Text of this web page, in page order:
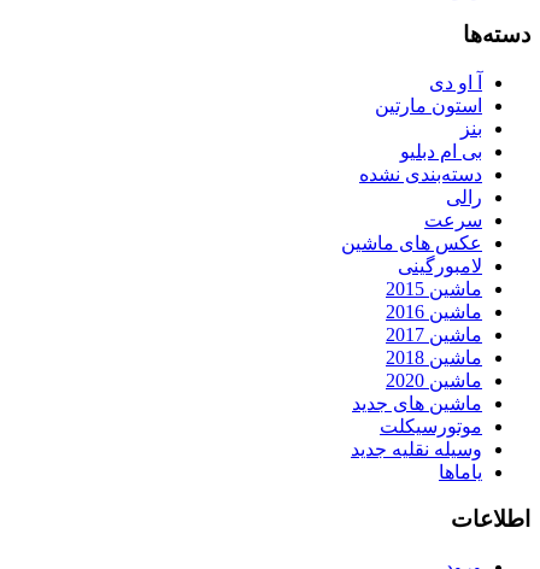
دسته‌ها
آ او دی
استون مارتین
بنز
بی ام دبلیو
دسته‌بندی نشده
رالی
سرعت
عکس های ماشین
لامبورگینی
ماشین 2015
ماشین 2016
ماشین 2017
ماشین 2018
ماشین 2020
ماشین های جدید
موتورسیکلت
وسیله نقلیه جدید
یاماها
اطلاعات